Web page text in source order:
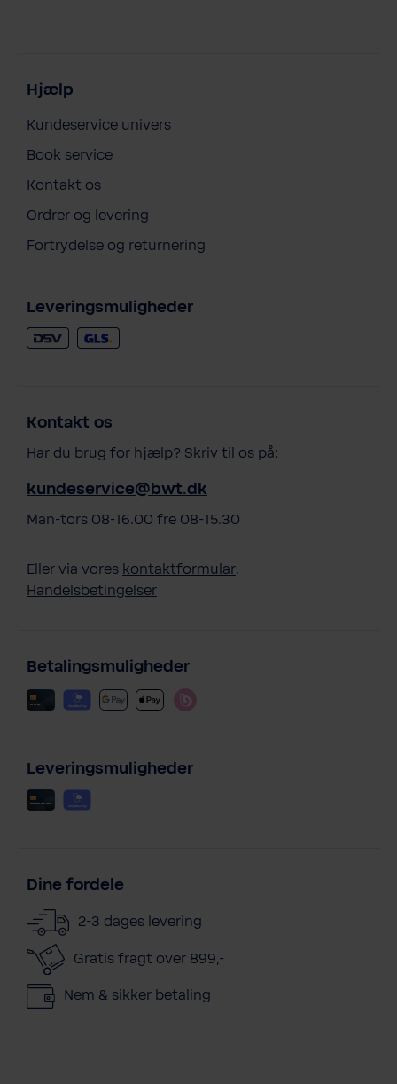
Hjælp
Kundeservice univers
Book service
Kontakt os
Ordrer og levering
Fortrydelse og returnering
Leveringsmuligheder
Kontakt os
Har du brug for hjælp? Skriv til os på:
kundeservice@bwt.dk
Man-tors 08-16.00 fre 08-15.30
Eller via vores kontaktformular.
Handelsbetingelser
Betalingsmuligheder
Leveringsmuligheder
Dine fordele
2-3 dages levering
Gratis fragt over 899,-
Nem & sikker betaling